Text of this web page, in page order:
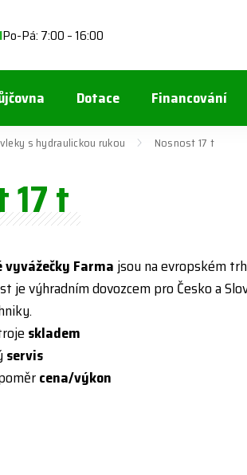
Po-Pá: 7:00 – 16:00
Dotace Financování
s hydraulickou rukou Nosnost 17 t
17 t
Farmajsou na evropském
je výhradním dovozcem pro Česko a
skladem
servis
cena/výkon